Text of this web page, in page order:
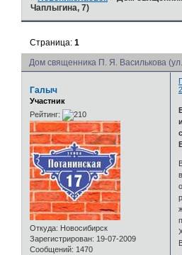
Чаплыгина, 7)
Дом священника П. Я. Василькова
Страница:1
Галыч
Участник
Рейтинг:
Откуда: Новосибирск
Зарегистрирован: 19-07-2009
Сообщений: 1470